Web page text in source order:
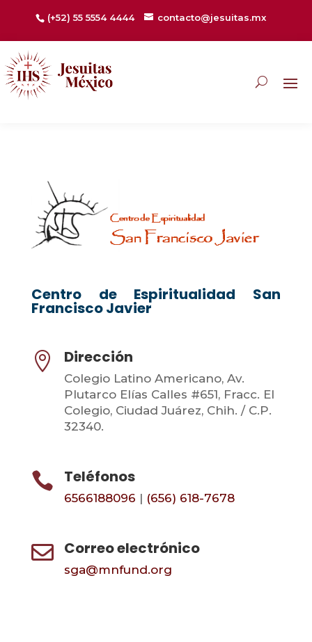
(+52) 55 5554 4444 contacto@jesuitas.mx
Centro de Espiritualidad San
Francisco Javier
 Dirección
Colegio Latino Americano, Av.
Plutarco Elías Calles #651, Fracc. El
Colegio, Ciudad Juárez, Chih. / C.P.
32340.
 Teléfonos
6566188096 | (656) 618-7678
 Correo electrónico
sga@mnfund.org